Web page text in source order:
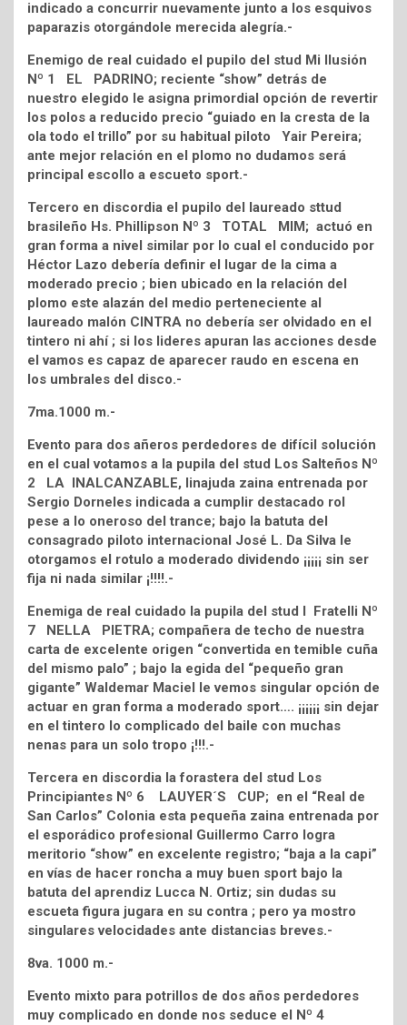
indicado a concurrir nuevamente junto a los esquivos
paparazis otorgándole merecida alegría.-
Enemigo de real cuidado el pupilo del stud Mi Ilusión
Nº 1 EL PADRINO; reciente “show” detrás de
nuestro elegido le asigna primordial opción de revertir
los polos a reducido precio “guiado en la cresta de la
ola todo el trillo” por su habitual piloto Yair Pereira;
ante mejor relación en el plomo no dudamos será
principal escollo a escueto sport.-
Tercero en discordia el pupilo del laureado sttud
brasileño Hs. Phillipson Nº 3 TOTAL MIM; actuó en
gran forma a nivel similar por lo cual el conducido por
Héctor Lazo debería definir el lugar de la cima a
moderado precio ; bien ubicado en la relación del
plomo este alazán del medio perteneciente al
laureado malón CINTRA no debería ser olvidado en el
tintero ni ahí ; si los lideres apuran las acciones desde
el vamos es capaz de aparecer raudo en escena en
los umbrales del disco.-
7ma.1000 m.-
Evento para dos añeros perdedores de difícil solución
en el cual votamos a la pupila del stud Los Salteños Nº
2 LA INALCANZABLE, linajuda zaina entrenada por
Sergio Dorneles indicada a cumplir destacado rol
pese a lo oneroso del trance; bajo la batuta del
consagrado piloto internacional José L. Da Silva le
otorgamos el rotulo a moderado dividendo ¡¡¡¡¡ sin ser
fija ni nada similar ¡!!!!.-
Enemiga de real cuidado la pupila del stud I Fratelli Nº
7 NELLA PIETRA; compañera de techo de nuestra
carta de excelente origen “convertida en temible cuña
del mismo palo” ; bajo la egida del “pequeño gran
gigante” Waldemar Maciel le vemos singular opción de
actuar en gran forma a moderado sport…. ¡¡¡¡¡¡ sin dejar
en el tintero lo complicado del baile con muchas
nenas para un solo tropo ¡!!!.-
Tercera en discordia la forastera del stud Los
Principiantes Nº 6 LAUYER´S CUP; en el “Real de
San Carlos” Colonia esta pequeña zaina entrenada por
el esporádico profesional Guillermo Carro logra
meritorio “show” en excelente registro; “baja a la capi”
en vías de hacer roncha a muy buen sport bajo la
batuta del aprendiz Lucca N. Ortiz; sin dudas su
escueta figura jugara en su contra ; pero ya mostro
singulares velocidades ante distancias breves.-
8va. 1000 m.-
Evento mixto para potrillos de dos años perdedores
muy complicado en donde nos seduce el Nº 4